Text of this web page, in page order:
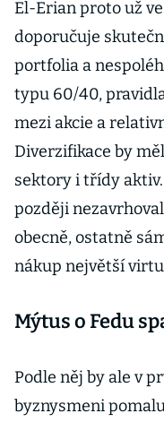
El-Erian proto už
doporučuje
portfolia a
typu 60/40,
mezi akcie a
Diverzifikace by
sektory i třídy
později
obecně, ostatně
nákup největší
Mýtus o Fedu
Podle něj by ale v
byznysmeni